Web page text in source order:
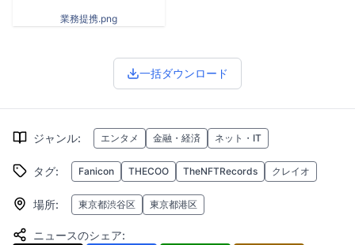
業務提携.png
一括ダウンロード
ジャンル: エンタメ 金融・経済 ネット・IT
タグ: Fanicon THECOO TheNFTRecords クレイオ
場所: 東京都渋谷区 東京都港区
ニュースのシェア: